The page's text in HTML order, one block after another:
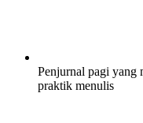
Penjurnal pagi yang
praktik menulis